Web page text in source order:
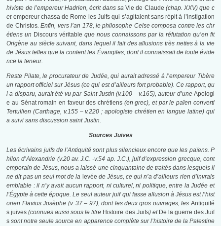
hiviste de l’empereur Hadrien, écrit dans saVie de Claude (chap. XXV) que c
et empereur chassa de Rome les Juifs qui s’agitaient sans répit à l’instigation
de Christos. Enfin, vers l’an 178, le philosophe Celse composa contre les chr
étiens un Discours véritable que nous connaissons par la réfutation qu’en fit
Origène au siècle suivant, dans lequel il fait des allusions très nettes à la vie
de Jésus telles que la content les Évangiles, dont il connaissait de toute évide
nce la teneur.
Reste Pilate, le procurateur de Judée, qui aurait adressé à l’empereur Tibère
un rapport officiel sur Jésus (ce qui est d’ailleurs fort probable). Ce rapport, qu
i a disparu, aurait été vu par Saint Justin (v.100 – v.165), auteur d’une Apologi
e au Sénat romain en faveur des chrétiens (en grec), et par le païen converti
Tertullien (Carthage, v.155 – v.220 ; apologiste chrétien en langue latine) qui
a suivi sans discussion saint Justin.
Sources Juives
Les écrivains juifs de l’Antiquité sont plus silencieux encore que les païens. P
hilon d’Alexandrie (v.20 av. J.C. -v.54 ap. J.C.), juif d’expression grecque, cont
emporain de Jésus, nous a laissé une cinquantaine de traités dans lesquels il
ne dit pas un seul mot de la levée de Jésus, ce qui n’a d’ailleurs rien d’invrais
emblable : il n’y avait aucun rapport, ni culturel, ni politique, entre la Judée et
l’Égypte à cette époque. Le seul auteur juif qui fasse allusion à Jésus est l’hist
orien Flavius Josèphe (v. 37 – 97), dont les deux gros ouvrages, les Antiquité
s juives (connues aussi sous le titre Histoire des Juifs) et De la guerre des Juif
s sont notre seule source en apparence complète sur l’histoire de la Palestine